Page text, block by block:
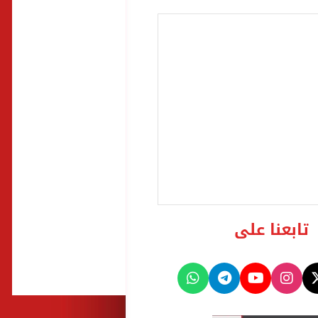
تابعنا على